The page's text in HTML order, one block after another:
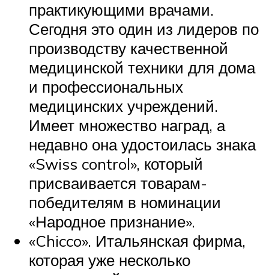
практикующими врачами.
Сегодня это один из лидеров по
производству качественной
медицинской техники для дома
и профессиональных
медицинских учреждений.
Имеет множество наград, а
недавно она удостоилась знака
«Swiss control», который
присваивается товарам-
победителям в номинации
«Народное признание».
«Chicco». Итальянская фирма,
которая уже несколько